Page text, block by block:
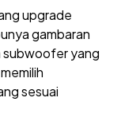
upgrade
gambaran
subwoofer yang
sesuai